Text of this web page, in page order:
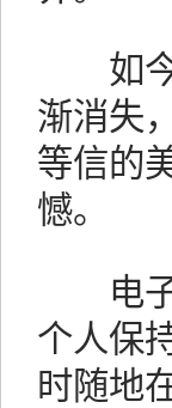
如今
渐消失
等信的
憾。
电子
个人保
时随地